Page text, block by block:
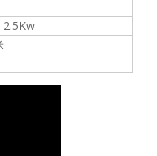
2.5Kw